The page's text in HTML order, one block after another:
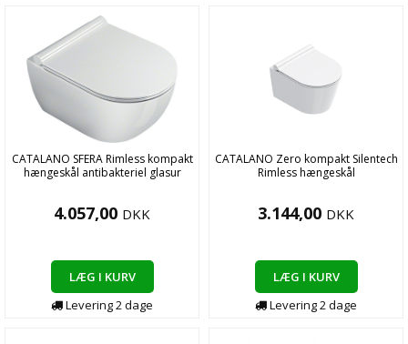
CATALANO SFERA Rimless kompakt
hængeskål antibakteriel glasur
4.057,00 DKK
LÆG I KURV
Levering2dage
CATALANO Zero kompakt Silentech
Rimless hængeskål
3.144,00 DKK
LÆG I KURV
Levering2dage